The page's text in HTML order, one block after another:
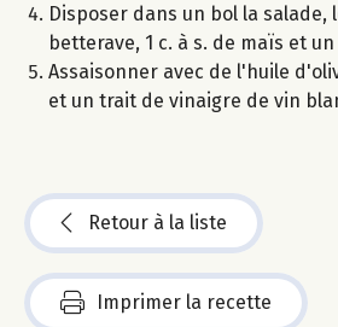
Disposer dans un bol la salade,
betterave, 1 c. à s. de maïs et
Assaisonner avec de l'huile
et un trait de vinaigre de vin
Retour à la liste
Imprimer la recette